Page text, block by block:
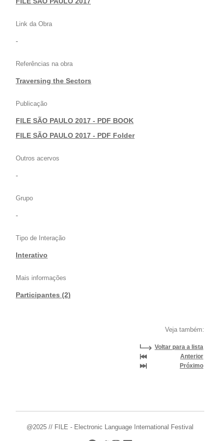
Link da Obra
-
Referências na obra
Traversing the Sectors
Publicação
FILE SÃO PAULO 2017 - PDF BOOK
|FILE SÃO PAULO 2017 - PDF Folder
Outros acervos
-
Grupo
-
Tipo de Interação
Interativo
Mais informações
Participantes (2)
Veja também:
Voltar para a lista
Anterior
Próximo
@2025 // FILE - Electronic Language International Festival